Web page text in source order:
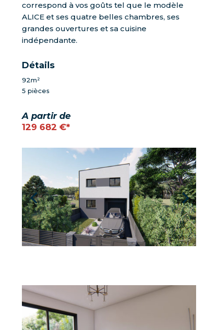
correspond à vos goûts tel que le modèle
ALICE et ses quatre belles chambres, ses
grandes ouvertures et sa cuisine
indépendante.
Détails
92m²
5 pièces
A partir de
129 682 €*